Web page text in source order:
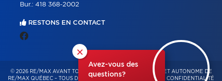
×
Avez-vous des
questions?
Bur.: 418 368-2002
RESTONS EN CONTACT
© 2026 RE/MAX AVANT TOUT – FRANCHISÉ INDÉPENDANT ET AUTONOME DE
RE/MAX QUÉBEC – TOUS DROITS RÉSERVÉS -
POLITIQUE DE CONFIDENTIALITÉ